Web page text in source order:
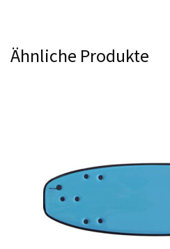
Ähnliche Produkte